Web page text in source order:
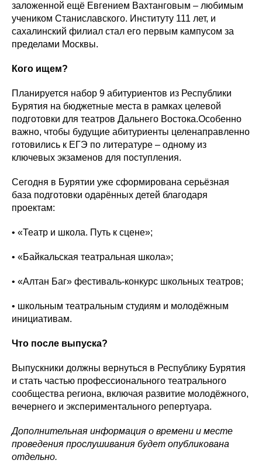
заложенной ещё Евгением Вахтанговым – любимым
учеником Станиславского. Институту 111 лет, и
сахалинский филиал стал его первым кампусом за
пределами Москвы.
Кого ищем?
Планируется набор 9 абитуриентов из Республики
Бурятия на бюджетные места в рамках целевой
подготовки для театров Дальнего Востока.Особенно
важно, чтобы будущие абитуриенты целенаправленно
готовились к ЕГЭ по литературе – одному из
ключевых экзаменов для поступления.
Сегодня в Бурятии уже сформирована серьёзная
база подготовки одарённых детей благодаря
проектам:
• «Театр и школа. Путь к сцене»;
• «Байкальская театральная школа»;
• «Алтан Баг» фестиваль-конкурс школьных театров;
• школьным театральным студиям и молодёжным
инициативам.
Что после выпуска?
Выпускники должны вернуться в Республику Бурятия
и стать частью профессионального театрального
сообщества региона, включая развитие молодёжного,
вечернего и экспериментального репертуара.
Дополнительная информация о времени и месте
проведения прослушивания будет опубликована
отдельно.